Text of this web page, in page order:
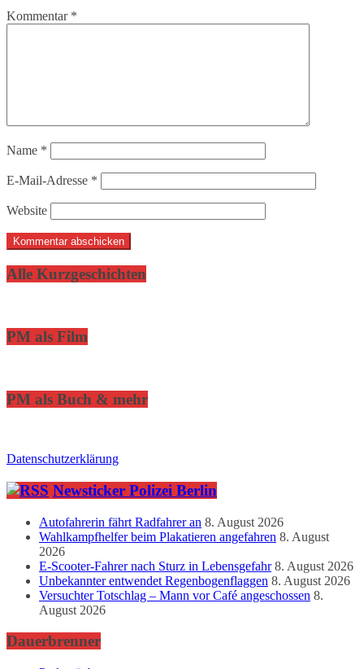
Kommentar *
Name *
E-Mail-Adresse *
Website
Alle Kurzgeschichten
PM als Film
PM als Buch & mehr
Datenschutzerklärung
Newsticker Polizei Berlin
Autofahrerin fährt Radfahrer an 8. August 2026
Wahlkampfhelfer beim Plakatieren angefahren 8. August
2026
E-Scooter-Fahrer nach Sturz in Lebensgefahr 8. August 2026
Unbekannter entwendet Regenbogenflaggen 8. August 2026
Versuchter Totschlag – Mann vor Café angeschossen 8.
August 2026
Dauerbrenner